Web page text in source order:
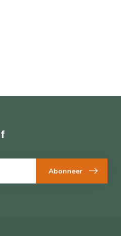
Abonneer